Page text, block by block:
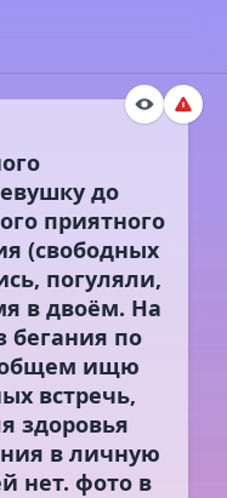
до
приятного
(свободных
погуляли,
в двоём. На
бегания по
общем ищю
встречь,
здоровья
в личную
нет. фото в